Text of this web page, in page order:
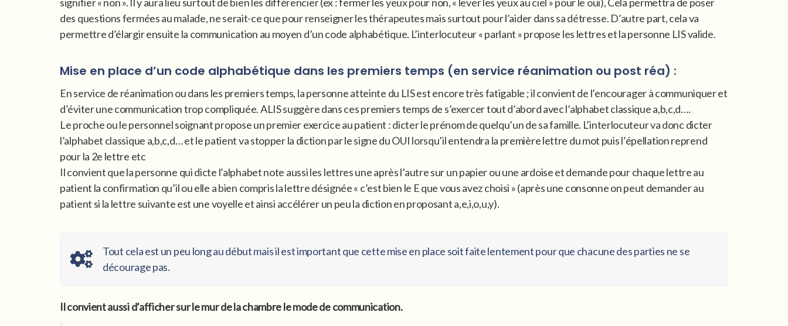
des questions fermées au malade, ne serait-ce que pour renseigner les thérapeutes mais surtout pour l’aider dans sa détresse. D’autre part, cela va
permettre d’élargir ensuite la communication au moyen d’un code alphabétique. L’interlocuteur « parlant » propose les lettres et la personne LIS valide.
Mise en place d’un code alphabétique dans les premiers temps (en service réanimation ou post réa) :
En service de réanimation ou dans les premiers temps, la personne atteinte du LIS est encore très fatigable ; il convient de l’encourager à communiquer et
d’éviter une communication trop compliquée. ALIS suggère dans ces premiers temps de s’exercer tout d’abord avec l’alphabet classique a,b,c,d….
Le proche ou le personnel soignant propose un premier exercice au patient : dicter le prénom de quelqu’un de sa famille. L’interlocuteur va donc dicter
l’alphabet classique a,b,c,d… et le patient va stopper la diction par le signe du OUI lorsqu’il entendra la première lettre du mot puis l’épellation reprend
pour la 2e lettre etc
Il convient que la personne qui dicte l’alphabet note aussi les lettres une après l’autre sur un papier ou une ardoise et demande pour chaque lettre au
patient la confirmation qu’il ou elle a bien compris la lettre désignée « c’est bien le E que vous avez choisi » (après une consonne on peut demander au
patient si la lettre suivante est une voyelle et ainsi accélérer un peu la diction en proposant a,e,i,o,u,y).
Tout cela est un peu long au début mais il est important que cette mise en place soit faite lentement pour que chacune des parties ne se
décourage pas.
Il convient aussi d’afficher sur le mur de la chambre le mode de communication.